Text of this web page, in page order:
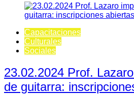
Capacitaciones
Culturales
Sociales
23.02.2024 Prof.
de guitarra: